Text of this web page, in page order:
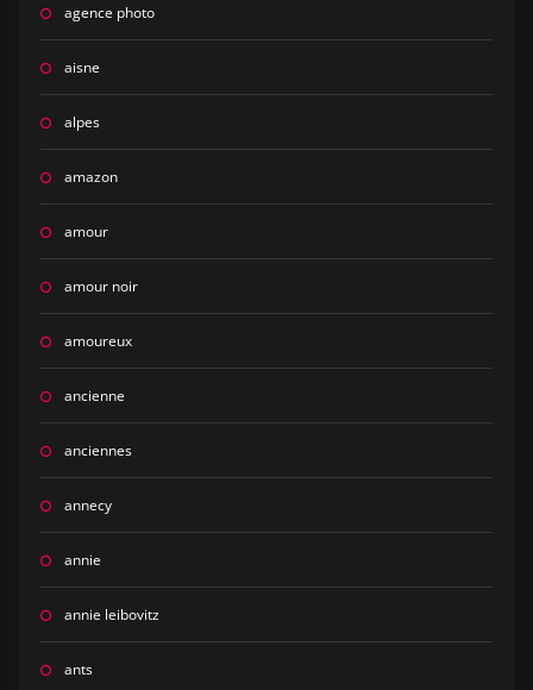
agence photo
aisne
alpes
amazon
amour
amour noir
amoureux
ancienne
anciennes
annecy
annie
annie leibovitz
ants